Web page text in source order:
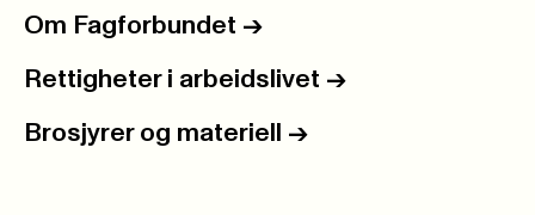
Om Fagforbundet ->
Rettigheter i arbeidslivet ->
Brosjyrer og materiell ->